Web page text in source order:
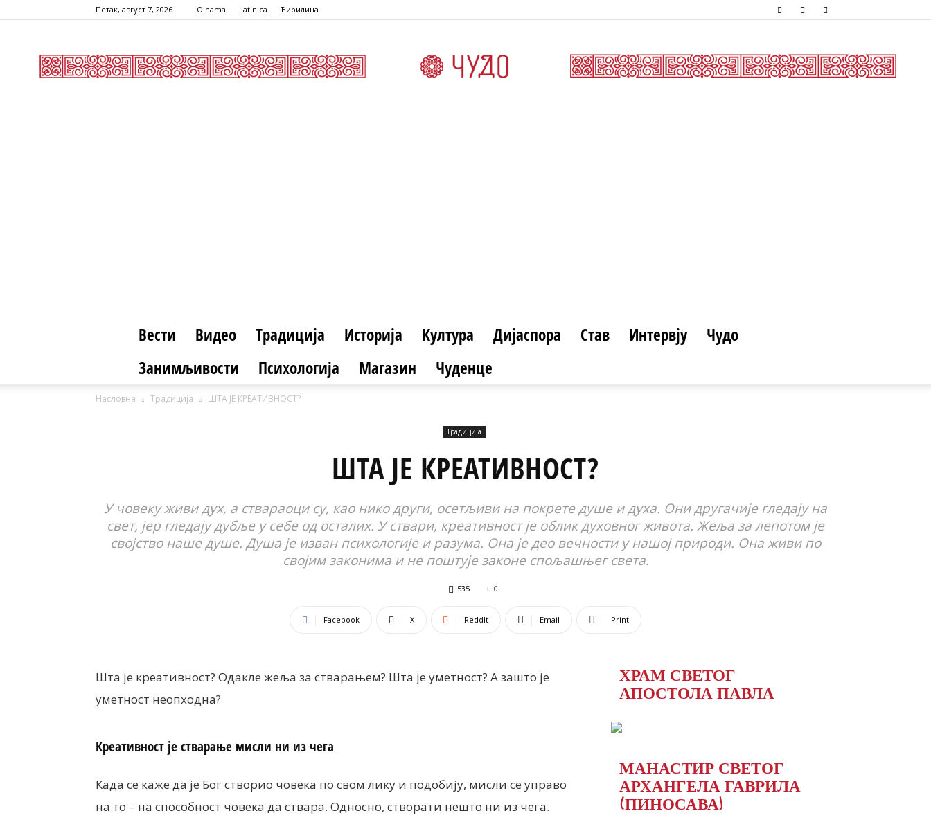
Петак, август 7, 2026 O nama Latinica Ћирилица
Вести Видео Традиција Историја Култура Дијаспора Став Интервју
Чудо
Занимљивости
Психологија Магазин Чуденце
Насловна Традиција ШТА ЈЕ КРЕАТИВНОСТ?
Традиција
ШТА ЈЕ КРЕАТИВНОСТ?
У човеку живи дух, а ствараоци су, као нико други, осетљиви на покрете душе и духа. Они другачије гледају на
свет, јер гледају дубље у себе од осталих. У ствари, креативност је облик духовног живота. Жеља за лепотом је
својство наше душе. Душа је изван психологије и разума. Она је део вечности у нашој природи. Она живи по
својим законима и не поштује законе спољашњег света.
535 0
Facebook X ReddIt Email Print
Шта је креативност? Одакле жеља за стварањем? Шта је уметност? А зашто је
уметност неопходна?
Креативност је стварање мисли ни из чега
Када се каже да је Бог створио човека по свом лику и подобију, мисли се управо
на то – на способност човека да ствара. Односно, створaти нешто ни из чега.
ХРАМ СВЕТОГ
АПОСТОЛА ПАВЛА
МАНАСТИР СВЕТОГ
АРХАНГЕЛА ГАВРИЛА
(ПИНОСАВА)